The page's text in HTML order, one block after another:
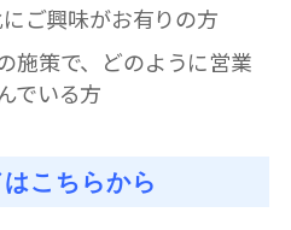
ご興味がお有りの方
施策で、どのように営業
でいる方
こちらから